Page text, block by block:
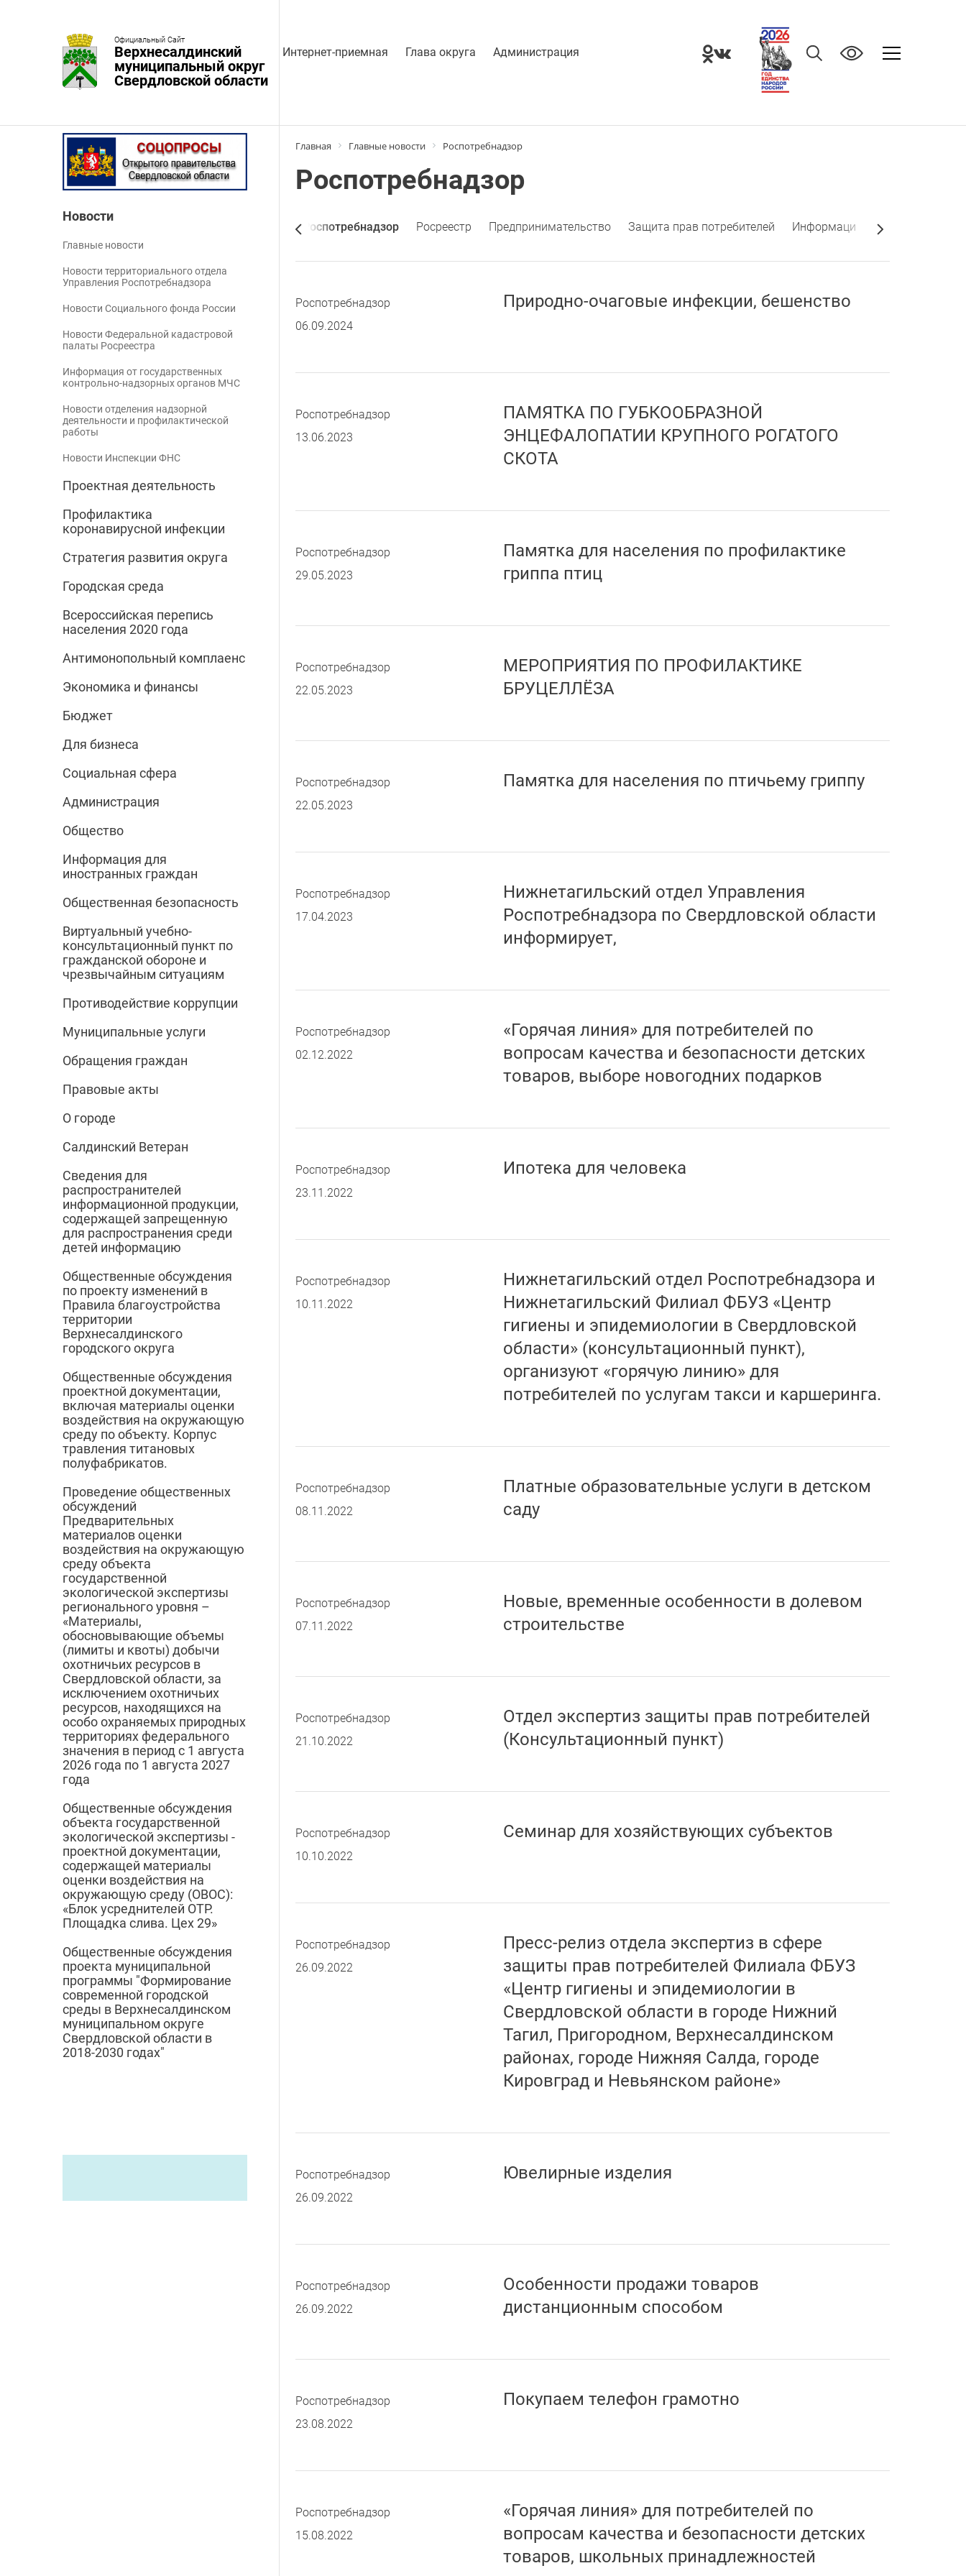
Официальный Сайт
Верхнесалдинский
муниципальный округ
Свердловской области
Интернет-приемная Глава округа Администрация
Новости
Главные новости
Новости территориального отдела
Управления Роспотребнадзора
Новости Социального фонда России
Новости Федеральной кадастровой
палаты Росреестра
Информация от государственных
контрольно-надзорных органов МЧС
Новости отделения надзорной
деятельности и профилактической
работы
Новости Инспекции ФНС
Проектная деятельность
Профилактика
коронавирусной инфекции
Стратегия развития округа
Городская среда
Всероссийская перепись
населения 2020 года
Антимонопольный комплаенс
Экономика и финансы
Бюджет
Для бизнеса
Социальная сфера
Администрация
Общество
Информация для
иностранных граждан
Общественная безопасность
Виртуальный учебно-
консультационный пункт по
гражданской обороне и
чрезвычайным ситуациям
Противодействие коррупции
Муниципальные услуги
Обращения граждан
Правовые акты
О городе
Салдинский Ветеран
Сведения для
распространителей
информационной продукции,
содержащей запрещенную
для распространения среди
детей информацию
Общественные обсуждения
по проекту изменений в
Правила благоустройства
территории
Верхнесалдинского
городского округа
Общественные обсуждения
проектной документации,
включая материалы оценки
воздействия на окружающую
среду по объекту. Корпус
травления титановых
полуфабрикатов.
Проведение общественных
обсуждений
Предварительных
материалов оценки
воздействия на окружающую
среду объекта
государственной
экологической экспертизы
регионального уровня –
«Материалы,
обосновывающие объемы
(лимиты и квоты) добычи
охотничьих ресурсов в
Свердловской области, за
исключением охотничьих
ресурсов, находящихся на
особо охраняемых природных
территориях федерального
значения в период с 1 августа
2026 года по 1 августа 2027
года
Общественные обсуждения
объекта государственной
экологической экспертизы -
проектной документации,
содержащей материалы
оценки воздействия на
окружающую среду (ОВОС):
«Блок усреднителей ОТР.
Площадка слива. Цех 29»
Общественные обсуждения
проекта муниципальной
программы "Формирование
современной городской
среды в Верхнесалдинском
муниципальном округе
Свердловской области в
2018-2030 годах"
Главная Главные новости Роспотребнадзор
Роспотребнадзор
Роспотребнадзор Росреестр Предпринимательство Защита прав потребителей Информация от
Роспотребнадзор
06.09.2024
Природно-очаговые инфекции, бешенство
Роспотребнадзор
13.06.2023
ПАМЯТКА ПО ГУБКООБРАЗНОЙ
ЭНЦЕФАЛОПАТИИ КРУПНОГО РОГАТОГО
СКОТА
Роспотребнадзор
29.05.2023
Памятка для населения по профилактике
гриппа птиц
Роспотребнадзор
22.05.2023
МЕРОПРИЯТИЯ ПО ПРОФИЛАКТИКЕ
БРУЦЕЛЛЁЗА
Роспотребнадзор
22.05.2023
Памятка для населения по птичьему гриппу
Роспотребнадзор
17.04.2023
Нижнетагильский отдел Управления
Роспотребнадзора по Свердловской области
информирует,
Роспотребнадзор
02.12.2022
«Горячая линия» для потребителей по
вопросам качества и безопасности детских
товаров, выборе новогодних подарков
Роспотребнадзор
23.11.2022
Ипотека для человека
Роспотребнадзор
10.11.2022
Нижнетагильский отдел Роспотребнадзора и
Нижнетагильский Филиал ФБУЗ «Центр
гигиены и эпидемиологии в Свердловской
области» (консультационный пункт),
организуют «горячую линию» для
потребителей по услугам такси и каршеринга.
Роспотребнадзор
08.11.2022
Платные образовательные услуги в детском
саду
Роспотребнадзор
07.11.2022
Новые, временные особенности в долевом
строительстве
Роспотребнадзор
21.10.2022
Отдел экспертиз защиты прав потребителей
(Консультационный пункт)
Роспотребнадзор
10.10.2022
Семинар для хозяйствующих субъектов
Роспотребнадзор
26.09.2022
Пресс-релиз отдела экспертиз в сфере
защиты прав потребителей Филиала ФБУЗ
«Центр гигиены и эпидемиологии в
Свердловской области в городе Нижний
Тагил, Пригородном, Верхнесалдинском
районах, городе Нижняя Салда, городе
Кировград и Невьянском районе»
Роспотребнадзор
26.09.2022
Ювелирные изделия
Роспотребнадзор
26.09.2022
Особенности продажи товаров
дистанционным способом
Роспотребнадзор
23.08.2022
Покупаем телефон грамотно
Роспотребнадзор
15.08.2022
«Горячая линия» для потребителей по
вопросам качества и безопасности детских
товаров, школьных принадлежностей